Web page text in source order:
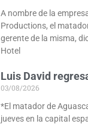
A nombre de la
Productions, el
gerente de la misma,
Hotel
Luis David
03/08/2026
*El matador de
jueves en la capital